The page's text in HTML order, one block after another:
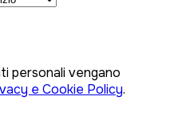
personali vengano
e Cookie Policy.